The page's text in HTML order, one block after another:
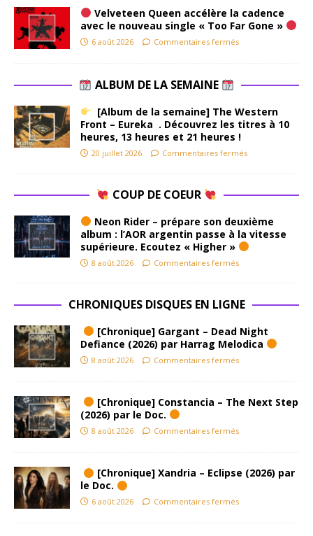
Velveteen Queen accélère la cadence
avec le nouveau single « Too Far Gone »
6 août 2026 Commentaires fermés
ALBUM DE LA SEMAINE
[Album de la semaine] The Western
Front – Eureka . Découvrez les titres à 10
heures, 13 heures et 21 heures !
20 juillet 2026 Commentaires fermés
COUP DE COEUR
Neon Rider – prépare son deuxième
album : l’AOR argentin passe à la vitesse
supérieure. Ecoutez « Higher »
8 août 2026 Commentaires fermés
CHRONIQUES DISQUES EN LIGNE
[Chronique] Gargant – Dead Night
Defiance (2026) par Harrag Melodica
8 août 2026 Commentaires fermés
[Chronique] Constancia – The Next Step
(2026) par le Doc.
8 août 2026 Commentaires fermés
[Chronique] Xandria – Eclipse (2026) par
le Doc.
6 août 2026 Commentaires fermés